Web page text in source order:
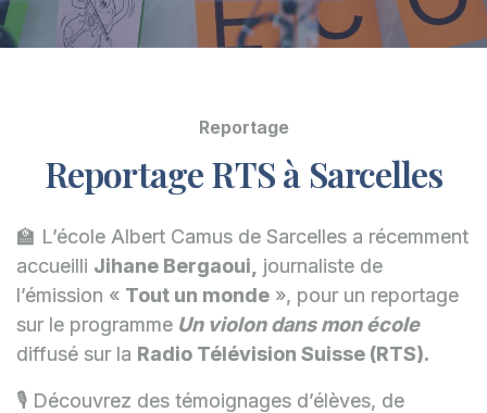
Reportage
Reportage RTS à Sarcelles
🏫 L’école Albert Camus de Sarcelles a récemment
accueilli Jihane Bergaoui,
journaliste de
l’émission « Tout un monde », pour un reportage
sur le programme Un violon dans mon école
diffusé sur la Radio Télévision Suisse (RTS).
🎙️ Découvrez des témoignages d’élèves, de